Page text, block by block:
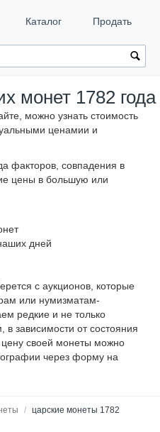
Каталог Продать
монет 1782 года
можно узнать стоимость
ценамии и
факторов, совпадения в
цены в большую или
дней
с аукционов, которые
или нумизматам-
редкие и не только
зависимости от состояния
цену своей монеты можно
через форму на
/ царские монеты 1782